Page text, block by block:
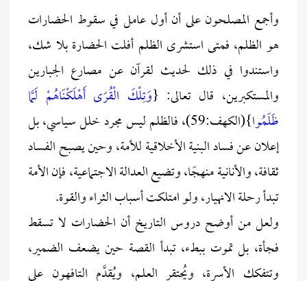
وأجمع المصلحون على أن أول عامل في سقوط الحضارات
هو الظلم، فمتى استشرى الظلم أفلت الحضارة بلا شك،
واستندوا في ذلك لحديث لقرآن عن مصارع الجبارين
والمستكبرين، قال تعالى: {وَتِلْكَ الْقُرَى أَهْلَكْنَاهُمْ لَمَّا
ظَلَمُوا
}(الكهف:59)، فالظلم ليس مجرد خلل سياسي، بل
إعلان عن فساد البنية الأخلاقية للأمة، وحين يصبح الفساد
ثقافة، والأنانية منهجًا، وتضيع العدالة الاجتماعية، فإن الأمة
تبدأ رحلة الانهيار، ولو امتلكت أسباب الثراء والقوة.
ولعل من أوضح دروس التاريخ أن الحضارات لا تسقط
فجأة، بل تموت ببطء، تبدأ القصة حين يضعف الضمير،
وتتفكك الأسرة، ويُحتقر العلم، ويُقدَّم التافهون على